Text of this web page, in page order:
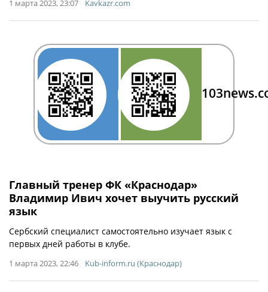
1 марта 2023, 23:07 Kavkazr.com
Главный тренер ФК «Краснодар»
Владимир Ивич хочет выучить русский
язык
Сербский специалист самостоятельно изучает язык с
первых дней работы в клубе.
1 марта 2023, 22:46 Kub-inform.ru (Краснодар)